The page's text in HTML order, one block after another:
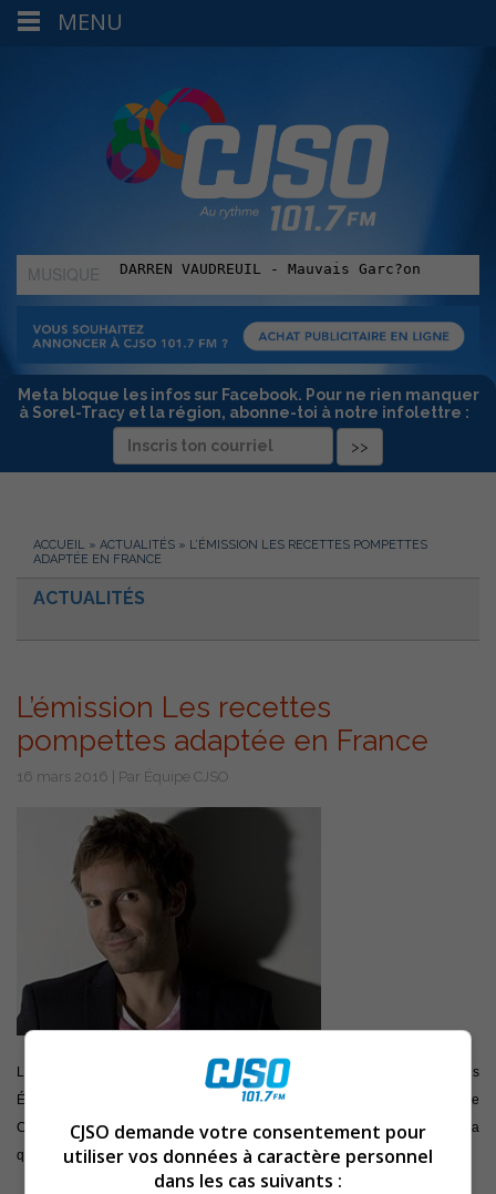
MUSIQUE
:
Meta bloque les infos sur Facebook. Pour ne rien manquer
à Sorel-Tracy et la région, abonne-toi à notre infolettre :
ACCUEIL » ACTUALITÉS » L’ÉMISSION LES RECETTES POMPETTES
ADAPTÉE EN FRANCE
ACTUALITÉS
L’émission Les recettes
pompettes adaptée en France
16 mars 2016 | Par Équipe CJSO
Le concept de l’émission Les Recettes Pompettes de l’animateur sorelois
Éric Salvail a été acheté en France par Studio Bagel, membre du groupe
Canal +, et le tournage de l’émission, animée par M. Poulpe a débuté il y a
quelques jours.
MENU
CJSO demande votre consentement pour
utiliser vos données à caractère personnel
dans les cas suivants :